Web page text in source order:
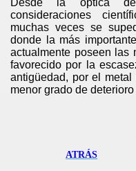
consideraciones
muchas veces se
donde la más
actualmente poseen las
favorecido por la
antigüedad, por el
menor grado de
ATRÁS